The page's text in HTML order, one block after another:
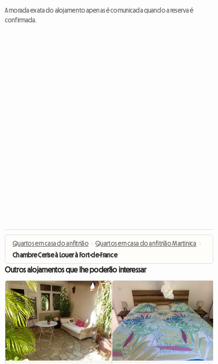
A morada exata do alojamento apenas é comunicada quando a reserva é
confirmada.
Quartos em casa do anfitrião › Quartos em casa do anfitrião Martinica ›
Chambre Cerise à Louer à Fort-de-France
Outros alojamentos que lhe poderão interessar